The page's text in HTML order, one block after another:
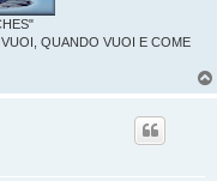
QUANDO VUOI E COME